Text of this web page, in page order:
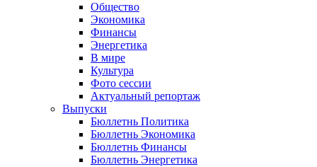
Общество
Экономика
Финансы
Энергетика
В мире
Культура
Фото сессии
Актуальный репортаж
Выпуски
Бюллетнь Политика
Бюллетнь Экономика
Бюллетнь Финансы
Бюллетнь Энергетика